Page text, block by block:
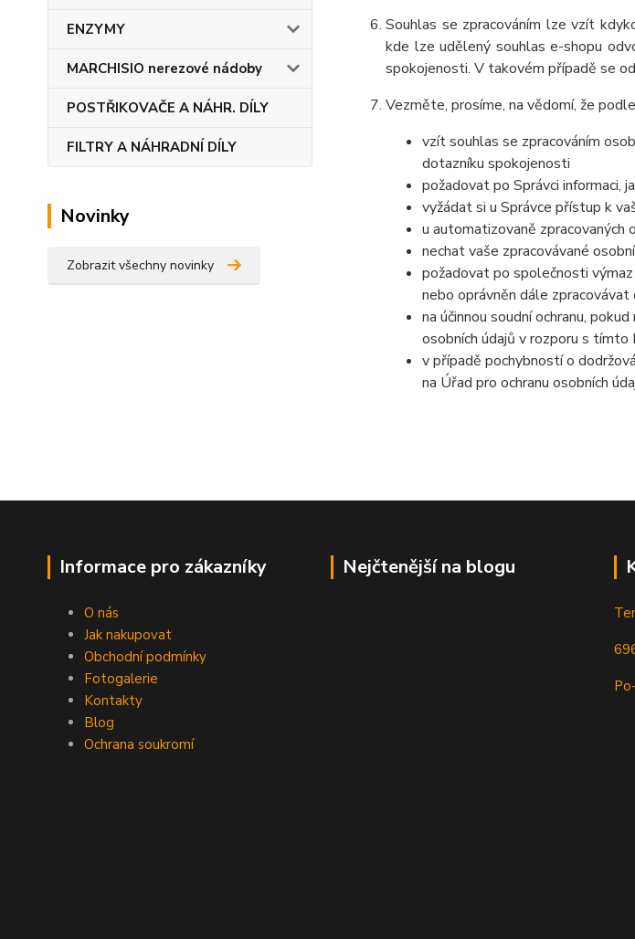
ENZYMY
MARCHISIO nerezové nádoby
POSTŘIKOVAČE A NÁHR. DÍLY
FILTRY A NÁHRADNÍ DÍLY
Novinky
Zobrazit všechny novinky
Souhlas se zpracováním lze vzít
kde lze udělený souhlas e-shopu
spokojenosti. V takovém případě se
Vezměte, prosíme, na vědomí, že
vzít souhlas se zpracováním
dotazníku spokojenosti
požadovat po Správci informaci,
vyžádat si u Správce přístup k
u automatizovaně zpracovaných
nechat vaše zpracovávané
požadovat po společnosti výmaz
nebo oprávněn dále
na účinnou soudní ochranu,
osobních údajů v rozporu s tímto
v případě pochybností o
na Úřad pro ochranu osobních
Informace pro zákazníky
O nás
Jak nakupovat
Obchodní podmínky
Fotogalerie
Kontakty
Blog
Ochrana soukromí
Nejčtenější na blogu